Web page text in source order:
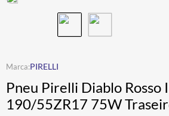
PIRELLI
Pneu Pirelli Diablo Rosso
190/55ZR17 75W
BOTA
4º ÓCULOS SOLAR
5º LUVA
6º BAU